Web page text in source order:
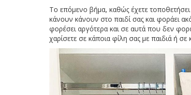
Το επόμενο βήμα, καθώς έχετε
κάνουν κάνουν στο παιδί σας και φοράει
φορέσει αργότερα και σε αυτά που δεν
χαρίσετε σε κάποια φίλη σας με παιδιά ή